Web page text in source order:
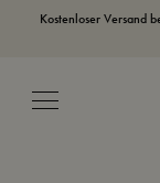
Kostenloser Versand